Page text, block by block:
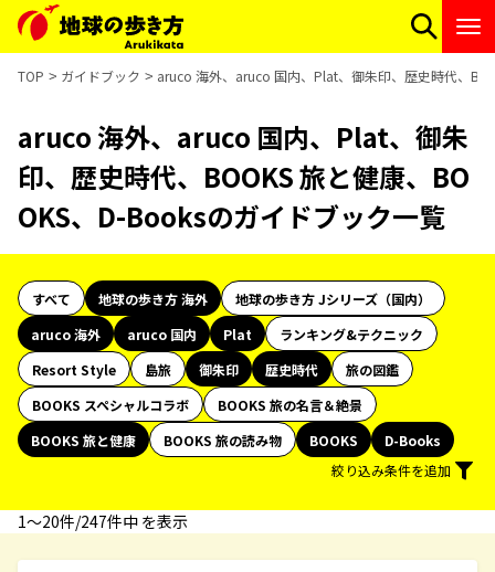
TOP ガイドブック aruco 海外、aruco 国内、Plat、御朱印、歴史時代、
aruco 海外、aruco 国内、Plat、御朱
印、歴史時代、BOOKS 旅と健康、BO
OKS、D-Booksのガイドブック一覧
すべて 地球の歩き方 海外
地球の歩き方 Jシリーズ（国内）
aruco 海外
aruco 国内 Plat
ランキング&テクニック
Resort Style
島旅 御朱印 歴史時代
旅の図鑑
BOOKS スペシャルコラボ
BOOKS 旅の名言＆絶景
BOOKS 旅と健康
BOOKS 旅の読み物 BOOKS
D-Books
絞り込み条件を追加
1〜20件/247件中 を表示